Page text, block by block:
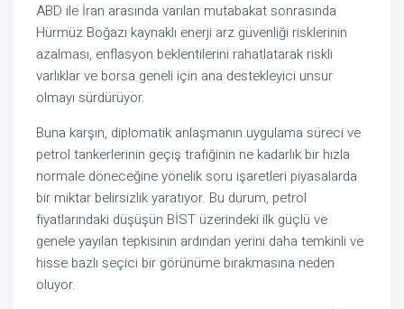
ABD ile İran arasında varılan mutabakat sonrasında
Hürmüz Boğazı kaynaklı enerji arz güvenliği risklerinin
azalması, enflasyon beklentilerini rahatlatarak riskli
varlıklar ve borsa geneli için ana destekleyici unsur
olmayı sürdürüyor.
Buna karşın, diplomatik anlaşmanın uygulama süreci ve
petrol tankerlerinin geçiş trafiğinin ne kadarlık bir hızla
normale döneceğine yönelik soru işaretleri piyasalarda
bir miktar belirsizlik yaratıyor. Bu durum, petrol
fiyatlarındaki düşüşün BİST üzerindeki ilk güçlü ve
genele yayılan tepkisinin ardından yerini daha temkinli ve
hisse bazlı seçici bir görünüme bırakmasına neden
oluyor.